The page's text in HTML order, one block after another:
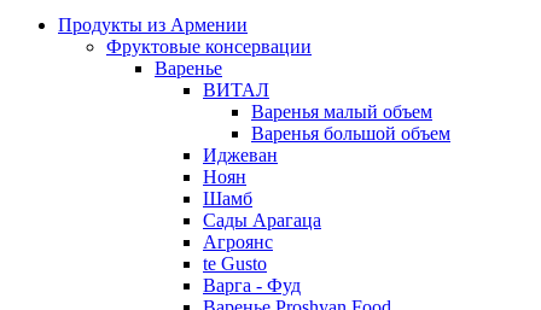
Продукты из Армении
Фруктовые консервации
Варенье
ВИТАЛ
Варенья малый объем
Варенья большой объем
Иджеван
Ноян
Шамб
Сады Арагаца
Агроянс
te Gusto
Варга - Фуд